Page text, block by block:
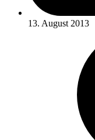
13. August 2013